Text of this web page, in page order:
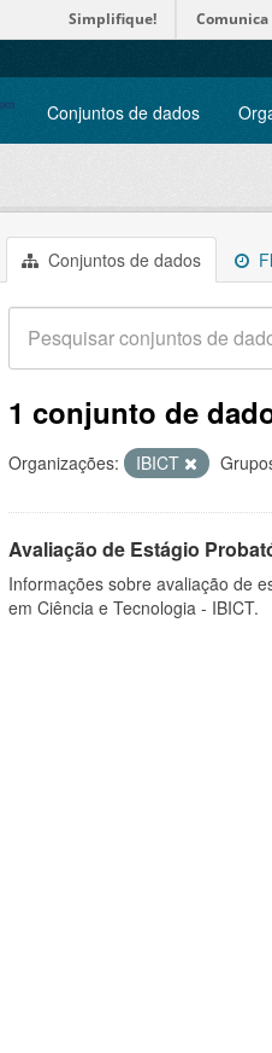
Simplifique! Comunica
Conjuntos de dados
Conjuntos de dados
1 conjunto de
Organizações: IBICT
Avaliação de Estágio
Informações sobre avaliação de
em Ciência e Tecnologia - IBICT.